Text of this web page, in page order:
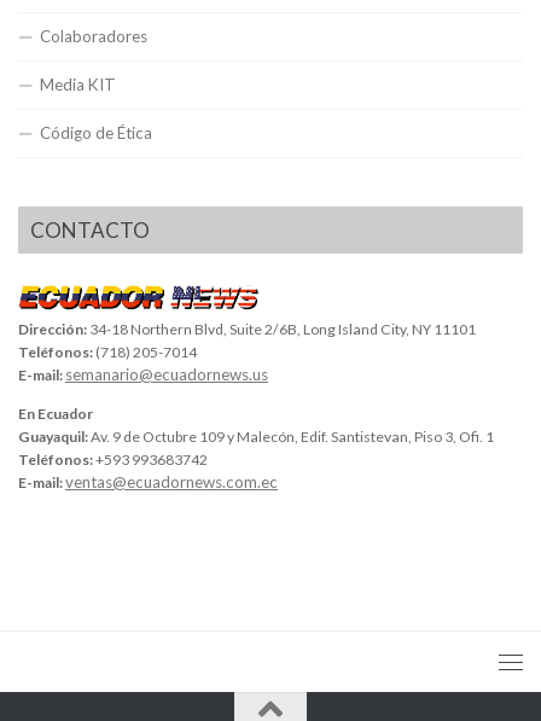
Colaboradores
Media KIT
Código de Ética
CONTACTO
Dirección: 34-18 Northern Blvd, Suite 2/6B, Long Island City, NY 11101
Teléfonos: (718) 205-7014
E-mail: semanario@ecuadornews.us
En Ecuador
Guayaquil:Av. 9 de Octubre 109 y Malecón, Edif. Santistevan, Piso 3, Ofi. 1
Teléfonos:+593 993683742
E-mail:ventas@ecuadornews.com.ec